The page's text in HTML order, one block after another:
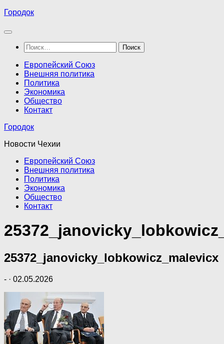
Перейти
содержимому
Городок
Найти:
Европейский Союз
Внешняя политика
Политика
Экономика
Общество
Контакт
Городок
Новости Чехии
Европейский Союз
Внешняя политика
Политика
Экономика
Общество
Контакт
25372_janovicky_lobkowicz_malevicx
- · 02.05.2026